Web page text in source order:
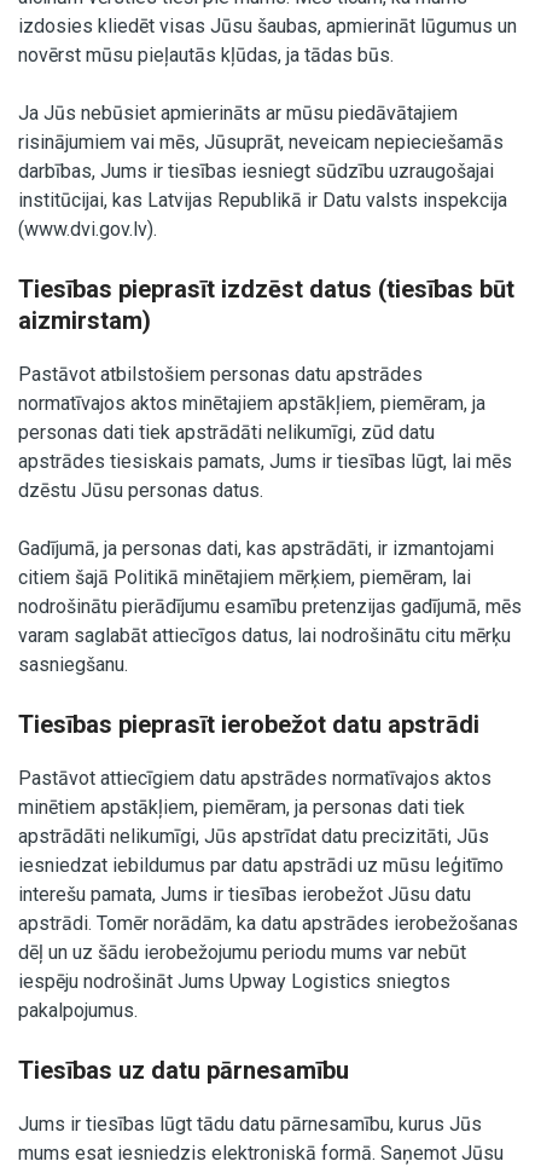
izdosies kliedēt visas Jūsu šaubas, apmierināt lūgumus un
novērst mūsu pieļautās kļūdas, ja tādas būs.
Ja Jūs nebūsiet apmierināts ar mūsu piedāvātajiem
risinājumiem vai mēs, Jūsuprāt, neveicam nepieciešamās
darbības, Jums ir tiesības iesniegt sūdzību uzraugošajai
institūcijai, kas Latvijas Republikā ir Datu valsts inspekcija
(www.dvi.gov.lv).
Tiesības pieprasīt izdzēst datus (tiesības būt
aizmirstam)
Pastāvot atbilstošiem personas datu apstrādes
normatīvajos aktos minētajiem apstākļiem, piemēram, ja
personas dati tiek apstrādāti nelikumīgi, zūd datu
apstrādes tiesiskais pamats, Jums ir tiesības lūgt, lai mēs
dzēstu Jūsu personas datus.
Gadījumā, ja personas dati, kas apstrādāti, ir izmantojami
citiem šajā Politikā minētajiem mērķiem, piemēram, lai
nodrošinātu pierādījumu esamību pretenzijas gadījumā, mēs
varam saglabāt attiecīgos datus, lai nodrošinātu citu mērķu
sasniegšanu.
Tiesības pieprasīt ierobežot datu apstrādi
Pastāvot attiecīgiem datu apstrādes normatīvajos aktos
minētiem apstākļiem, piemēram, ja personas dati tiek
apstrādāti nelikumīgi, Jūs apstrīdat datu precizitāti, Jūs
iesniedzat iebildumus par datu apstrādi uz mūsu leģitīmo
interešu pamata, Jums ir tiesības ierobežot Jūsu datu
apstrādi. Tomēr norādām, ka datu apstrādes ierobežošanas
dēļ un uz šādu ierobežojumu periodu mums var nebūt
iespēju nodrošināt Jums Upway Logistics sniegtos
pakalpojumus.
Tiesības uz datu pārnesamību
Jums ir tiesības lūgt tādu datu pārnesamību, kurus Jūs
mums esat iesniedzis elektroniskā formā. Saņemot Jūsu